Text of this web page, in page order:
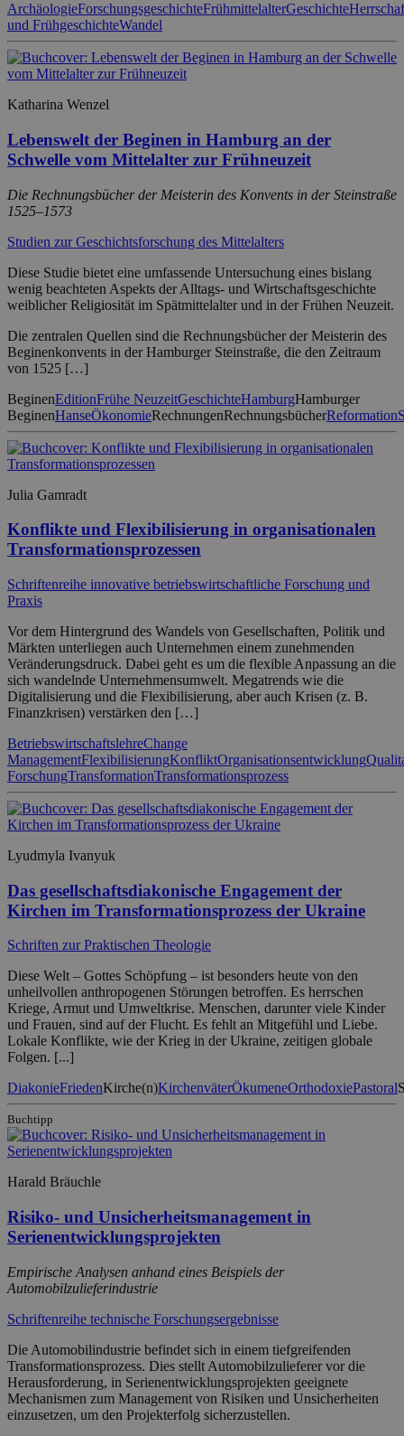
ArchäologieForschungsgeschichteFrühmittelalterGeschichte
und FrühgeschichteWandel
Katharina Wenzel
Lebenswelt der Beginen in Hamburg an der
Schwelle vom Mittelalter zur Frühneuzeit
Die Rechnungsbücher der Meisterin des Konvents in der Steinstraße
1525–1573
Studien zur Geschichtsforschung des Mittelalters
Diese Studie bietet eine umfassende Untersuchung eines bislang
wenig beachteten Aspekts der Alltags- und Wirtschaftsgeschichte
weiblicher Religiosität im Spätmittelalter und in der Frühen Neuzeit.
Die zentralen Quellen sind die Rechnungsbücher der Meisterin des
Beginenkonvents in der Hamburger Steinstraße, die den Zeitraum
von 1525 […]
BeginenEditionFrühe NeuzeitGeschichteHamburgHamburger
BeginenHanseÖkonomieRechnungenRechnungsbücherReformation
Julia Gamradt
Konflikte und Flexibilisierung in organisationalen
Transformationsprozessen
Schriftenreihe innovative betriebswirtschaftliche Forschung und
Praxis
Vor dem Hintergrund des Wandels von Gesellschaften, Politik und
Märkten unterliegen auch Unternehmen einem zunehmenden
Veränderungsdruck. Dabei geht es um die flexible Anpassung an die
sich wandelnde Unternehmensumwelt. Megatrends wie die
Digitalisierung und die Flexibilisierung, aber auch Krisen (z. B.
Finanzkrisen) verstärken den […]
BetriebswirtschaftslehreChange
ManagementFlexibilisierungKonfliktOrganisationsentwicklung
ForschungTransformationTransformationsprozess
Lyudmyla Ivanyuk
Das gesellschaftsdiakonische Engagement der
Kirchen im Transformationsprozess der Ukraine
Schriften zur Praktischen Theologie
Diese Welt – Gottes Schöpfung – ist besonders heute von den
unheilvollen anthropogenen Störungen betroffen. Es herrschen
Kriege, Armut und Umweltkrise. Menschen, darunter viele Kinder
und Frauen, sind auf der Flucht. Es fehlt an Mitgefühl und Liebe.
Lokale Konflikte, wie der Krieg in der Ukraine, zeitigen globale
Folgen. [...]
DiakonieFriedenKirche(n)KirchenväterÖkumeneOrthodoxiePastoral
Buchtipp
Harald Bräuchle
Risiko- und Unsicherheitsmanagement in
Serienentwicklungsprojekten
Empirische Analysen anhand eines Beispiels der
Automobilzulieferindustrie
Schriftenreihe technische Forschungsergebnisse
Die Automobilindustrie befindet sich in einem tiefgreifenden
Transformationsprozess. Dies stellt Automobilzulieferer vor die
Herausforderung, in Serienentwicklungsprojekten geeignete
Mechanismen zum Management von Risiken und Unsicherheiten
einzusetzen, um den Projekterfolg sicherzustellen.